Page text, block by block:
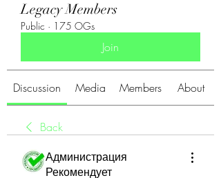
Legacy Members
Public · 175 OGs
Join
Discussion Media Members About
Back
Администрация
Рекомендует